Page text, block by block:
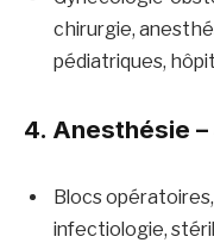
chirurgie,
pédiatriques,
4. Anesthésie
Blocs
infectiologie,